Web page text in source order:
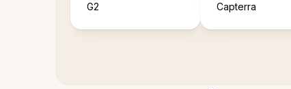
G2
Capterra